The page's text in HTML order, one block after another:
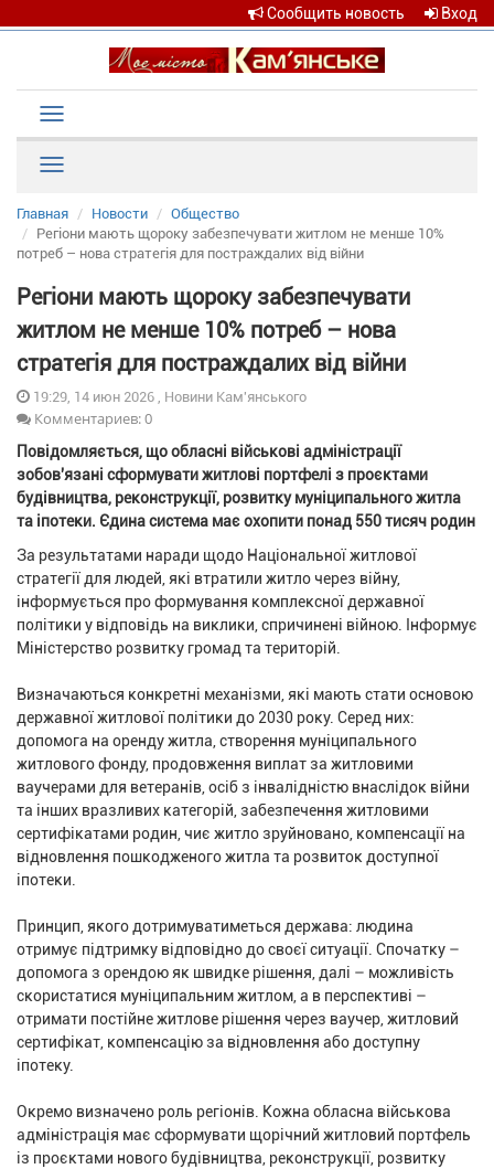
Сообщить новость Вход
navigation
Главная Новости
Общество
Регіони мають щороку забезпечувати житлом не менше 10%
потреб – нова стратегія для постраждалих від війни
Регіони мають щороку забезпечувати
житлом не менше 10% потреб – нова
стратегія для постраждалих від війни
19:29, 14 июн 2026 , Новини Кам'янського
Комментариев: 0
Повідомляється, що обласні військові адміністрації
зобов'язані сформувати житлові портфелі з проєктами
будівництва, реконструкції, розвитку муніципального житла
та іпотеки. Єдина система має охопити понад 550 тисяч родин
За результатами наради щодо Національної житлової
стратегії для людей, які втратили житло через війну,
інформується про формування комплексної державної
політики у відповідь на виклики, спричинені війною. Інформує
Міністерство розвитку громад та територій.
Визначаються конкретні механізми, які мають стати основою
державної житлової політики до 2030 року. Серед них:
допомога на оренду житла, створення муніципального
житлового фонду, продовження виплат за житловими
ваучерами для ветеранів, осіб з інвалідністю внаслідок війни
та інших вразливих категорій, забезпечення житловими
сертифікатами родин, чиє житло зруйновано, компенсації на
відновлення пошкодженого житла та розвиток доступної
іпотеки.
Принцип, якого дотримуватиметься держава: людина
отримує підтримку відповідно до своєї ситуації. Спочатку –
допомога з орендою як швидке рішення, далі – можливість
скористатися муніципальним житлом, а в перспективі –
отримати постійне житлове рішення через ваучер, житловий
сертифікат, компенсацію за відновлення або доступну
іпотеку.
Окремо визначено роль регіонів. Кожна обласна військова
адміністрація має сформувати щорічний житловий портфель
із проєктами нового будівництва, реконструкції, розвитку